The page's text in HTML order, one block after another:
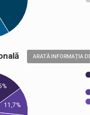
ARATĂ INFORMAȚIA
11,7%